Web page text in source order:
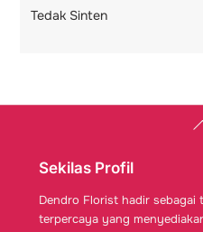
Tedak Sinten
Sekilas Profil
Dendro Florist hadir sebagai
terpercaya yang